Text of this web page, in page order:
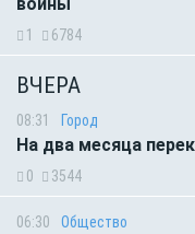
1 6784
ВЧЕРА
08:31 Город
На два месяца
0 3544
06:30 Общество